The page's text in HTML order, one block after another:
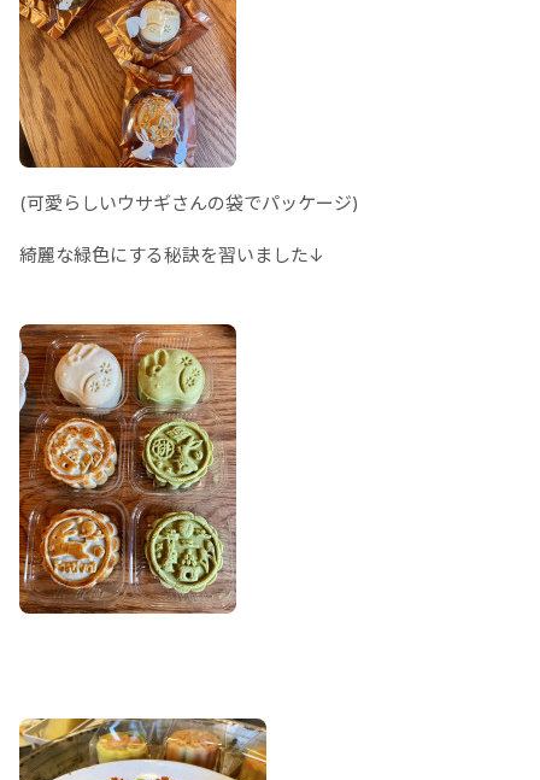
(可愛らしいウサギさんの袋でパッケージ)
綺麗な緑色にする秘訣を習いました↓